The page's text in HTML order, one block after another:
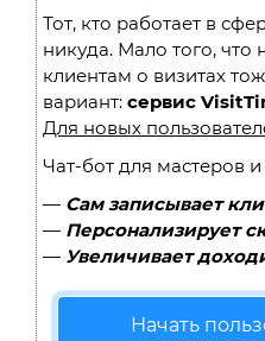
Тот, кто работает в
никуда. Мало того, что
клиентам о визитах
вариант: сервис
Для новых
Чат-бот для мастеров
— Сам записывает
— Персонализирует
— Увеличивает
Начать